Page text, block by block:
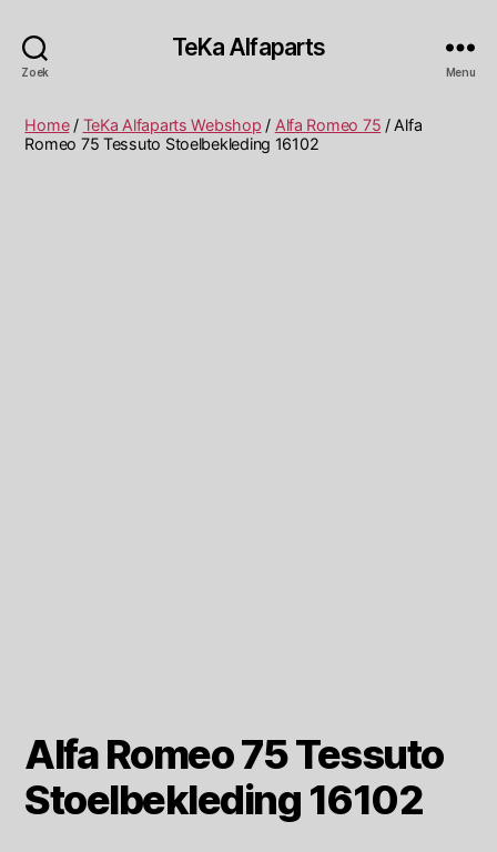
Zoek
TeKa Alfaparts
Menu
Home/ TeKa Alfaparts Webshop / Alfa Romeo 75 / Alfa
Romeo 75 Tessuto Stoelbekleding 16102
Alfa Romeo 75 Tessuto
Stoelbekleding 16102